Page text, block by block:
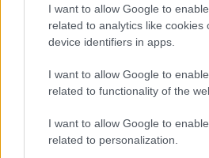
I want to allow Google to
related to analytics like cookies
device identifiers in apps.
I want to allow Google to
related to functionality of the
I want to allow Google to
related to personalization.
Fontos a
széncinegék
Amire
másodfokúra